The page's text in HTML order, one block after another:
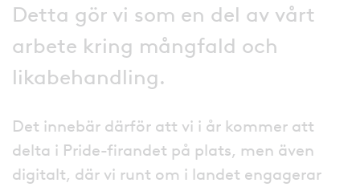
Detta gör vi som en del av vårt
arbete kring mångfald och
likabehandling.
Det innebär därför att vi i år kommer att
delta i Pride-firandet på plats, men även
digitalt, där vi runt om i landet engagerar